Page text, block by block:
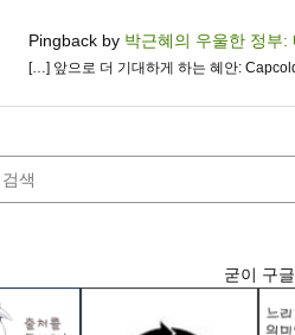
Pingback by 박근혜의 우울한 정부:
[…] 앞으로 더 기대하게 하는 혜안:
굳이 구